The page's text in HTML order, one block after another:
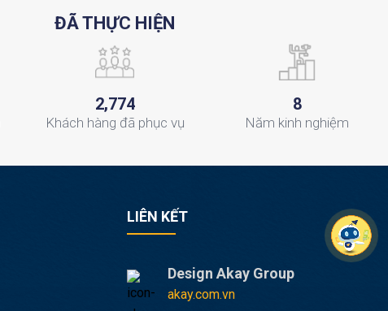
ĐÃ THỰC HIỆN
2,774
Khách hàng đã phục vụ
8
Năm kinh nghiệm
LIÊN KẾT
Design Akay Group
akay.com.vn